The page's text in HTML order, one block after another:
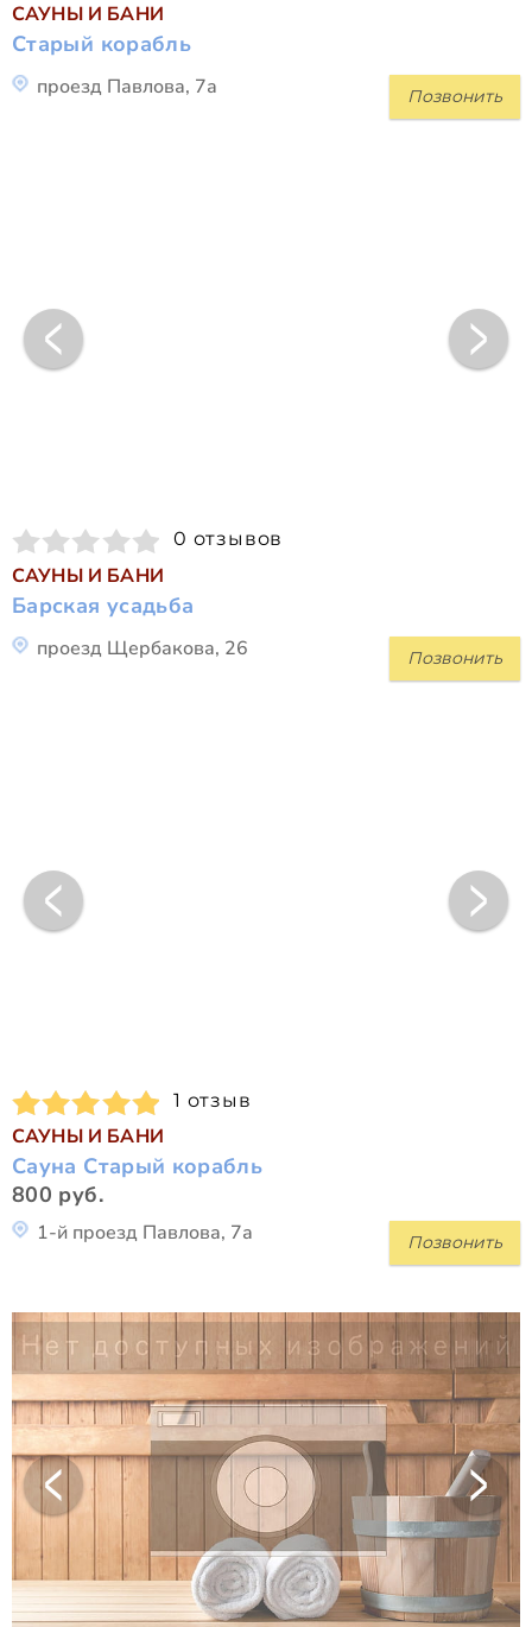
САУНЫ И БАНИ
Старый корабль
Позвонить
проезд Павлова, 7а
0 отзывов
САУНЫ И БАНИ
Барская усадьба
Позвонить
проезд Щербакова, 26
1 отзыв
САУНЫ И БАНИ
Сауна Старый корабль
800 руб.
Позвонить
1-й проезд Павлова, 7а